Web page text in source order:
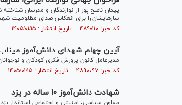
پیمان ناصح پور از نوازندگان و مدرسان
سازهایشان را برای انعکاس صدای مظلومیت
کد خبر: ۴۸۹۰۱۱۰ تاریخ انتشار : ۱۴۰۵/۰۱/۱۵
آیین چهلم شهدای دانش‌آموز
مدیرعامل کانون پرورش فکری کودکان و
کد خبر: ۴۸۹۰۰۹۷ تاریخ انتشار : ۱۴۰۵/۰۱/۱۵
شهادت دانش‌آموز ۱۰ ساله در یزد
معاون سیاسی، امنیتی و اجتماعی استاندار